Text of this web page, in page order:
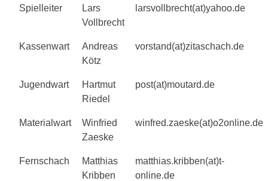
Spielleiter
Lars
Vollbrecht
larsvollbrecht(at)yahoo.de
Kassenwart
Andreas
Kötz
vorstand(at)zitaschach.de
Jugendwart
Hartmut
Riedel
post(at)moutard.de
Materialwart
Winfried
Zaeske
winfred.zaeske(at)o2online.de
Fernschach
Matthias
Kribben
matthias.kribben(at)t-
online.de